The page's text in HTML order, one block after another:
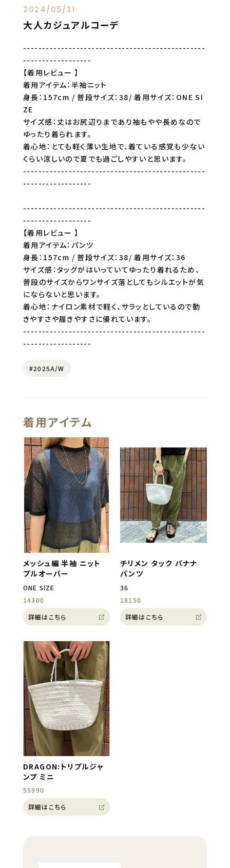
2024/05/31
大人カジュアルコーデ
------------------------------------------------
------------------
【着用レビュー 】
着用アイテム：半袖ニット
身長：157cm / 普段サイズ：38/ 着用サイズ：ONE SI
ZE
サイズ感：丈はお尻辺りまであり袖もやや長めなので
ゆったり着られます。
着心地：とても軽く薄い生地で、着ている感覚も少ない
くらい涼しいので夏でも過ごしやすいと思います。
------------------------------------------------
------------------
------------------------------------------------
------------------
【着用レビュー 】
着用アイテム：パンツ
身長：157cm / 普段サイズ：38/ 着用サイズ：36
サイズ感：タッグがはいっていてゆったり着れるため、
普段のサイズからワンサイズ落としてもシルエットが気
にならないと思います。
着心地：ナイロン素材で軽く、サラッとしているので動
きやすさや履きやすさに優れています。
------------------------------------------------
------------------
#2025A/W
着用アイテム
メッシュ編 半袖 ニット
プルオーバー
ONE SIZE
14300
詳細はこちら
チリメン タック バナナ
パンツ
36
18150
詳細はこちら
DRAGON:トリプルジャ
ンプ ミニ
55990
詳細はこちら